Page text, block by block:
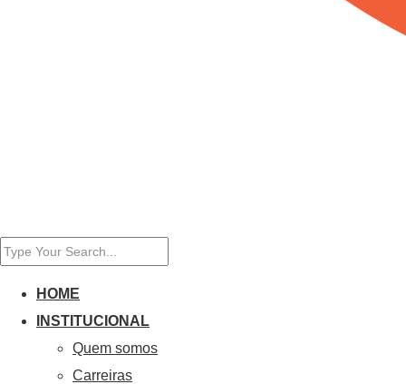
HOME
INSTITUCIONAL
Quem somos
Carreiras